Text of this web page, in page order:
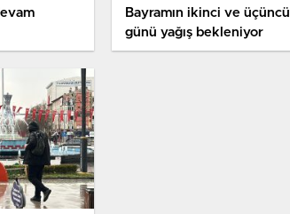
Bayramın ikinci ve üçüncü
günü yağış bekleniyor